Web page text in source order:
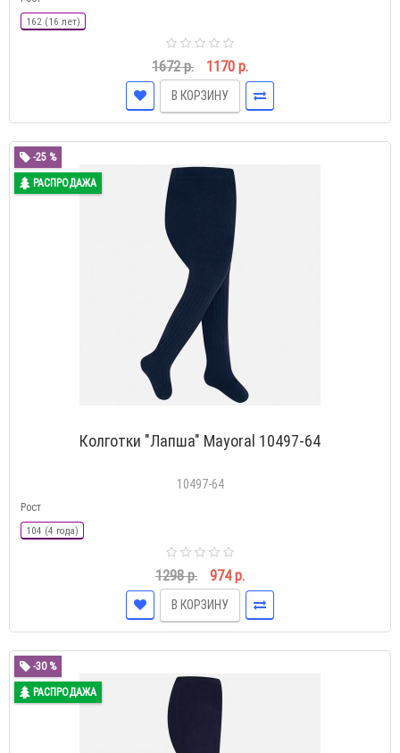
162 (16 лет)
1672 р. 1170 р.
В КОРЗИНУ
-25 %
РАСПРОДАЖА
Колготки "Лапша" Mayoral 10497-64
10497-64
Рост
104 (4 года)
1298 р. 974 р.
В КОРЗИНУ
-30 %
РАСПРОДАЖА